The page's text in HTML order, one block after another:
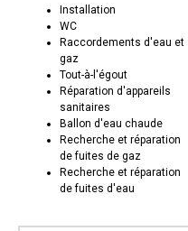
Installation
WC
Raccordements d'eau et
gaz
Tout-à-l'égout
Réparation d'appareils
sanitaires
Ballon d'eau chaude
Recherche et réparation
de fuites de gaz
Recherche et réparation
de fuites d'eau